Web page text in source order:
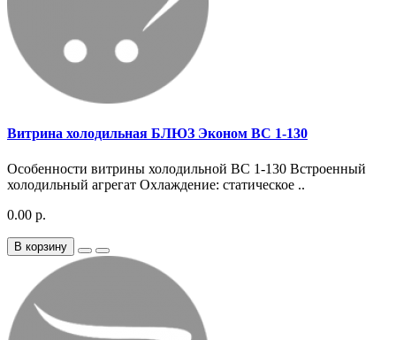
Витрина холодильная БЛЮЗ Эконом ВС 1-130
Особенности витрины холодильной ВС 1-130 Встроенный
холодильный агрегат Охлаждение: статическое ..
0.00 р.
В корзину